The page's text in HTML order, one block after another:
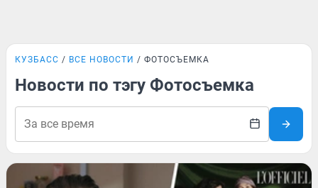
КУЗБАСС ВСЕ НОВОСТИ ФОТОСЪЕМКА
Новости по тэгу Фотосъемка